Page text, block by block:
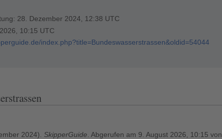
28. Dezember 2024, 12:38 UTC
10:15 UTC
index.php?title=Bundeswasserstrassen&oldid=54044
2024). SkipperGuide . Abgerufen am 9. August 2026, 10:15 von